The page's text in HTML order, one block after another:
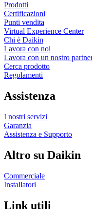
Prodotti
Certificazioni
Punti vendita
Virtual Experience Center
Chi è Daikin
Lavora con noi
Lavora con un nostro
Cerca prodotto
Regolamenti
Assistenza
I nostri servizi
Garanzia
Assistenza e Supporto
Altro su Daikin
Commerciale
Installatori
Link utili